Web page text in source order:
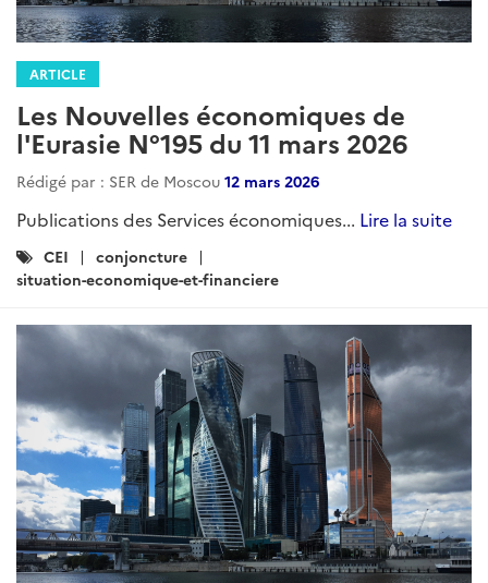
ARTICLE
Les Nouvelles économiques de
l'Eurasie N°195 du 11 mars 2026
Rédigé par : SER de Moscou 12 mars 2026
Publications des Services économiques... Lire la suite
Catégories
:
CEI
conjoncture
situation-economique-et-financiere